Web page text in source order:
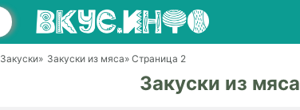
Закуски» Закуски из мяса» Страница 2
Закуски из мяса